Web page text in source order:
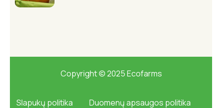
Copyright © 2025 Ecofarms
Slapukų politika Duomenų apsaugos politika